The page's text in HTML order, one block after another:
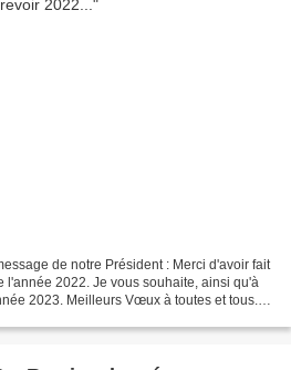
de notre Président : Merci d'avoir fait
l'année 2022. Je vous souhaite, ainsi qu'à
2023. Meilleurs Vœux à toutes et tous.